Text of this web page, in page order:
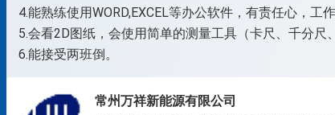
4.能熟练使用WORD,EXCEL等办公软件，有责任心，工
5.会看2D图纸，会使用简单的测量工具（卡尺、千分尺
6.能接受两班倒。
常州万祥新能源有限公司